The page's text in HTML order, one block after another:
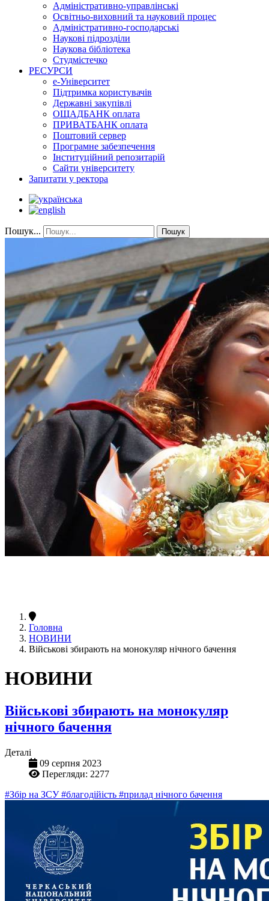
Адміністративно-управлінські
Освітньо-виховний та науковий процес
Адміністративно-господарські
Наукові підрозділи
Наукова бібліотека
Студмістечко
РЕСУРСИ
е-Університет
Підтримка користувачів
Державні закупівлі
ОЩАДБАНК оплата
ПРИВАТБАНК оплата
Поштовий сервер
Програмне забезпечення
Інституційний репозитарій
Сайти університету
Запитати у ректора
Пошук... Пошук
Головна
НОВИНИ
Військові збирають на монокуляр нічного бачення
НОВИНИ
Військові збирають на монокуляр
нічного бачення
Деталі
09 серпня 2023
Перегляди: 2277
#Збір на ЗСУ#благодійість #прилад нічного бачення